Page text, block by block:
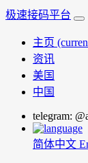
极速接码平台
主页
资讯
美国
中国
telegram:
简体中文